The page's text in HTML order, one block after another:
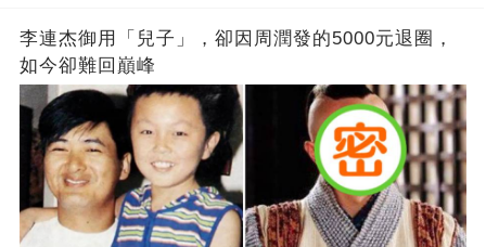
李連杰御用「兒子」，卻因周潤發的5000元退圈，
如今卻難回巔峰